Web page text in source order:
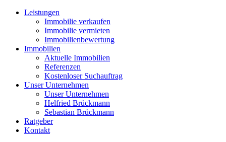
Leistungen
Immobilie verkaufen
Immobilie vermieten
Immobilienbewertung
Immobilien
Aktuelle Immobilien
Referenzen
Kostenloser Suchauftrag
Unser Unternehmen
Unser Unternehmen
Helfried Brückmann
Sebastian Brückmann
Ratgeber
Kontakt